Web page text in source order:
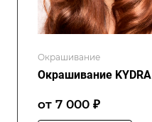
Окрашивание
Окрашивание KYDRA
от 7 000 ₽